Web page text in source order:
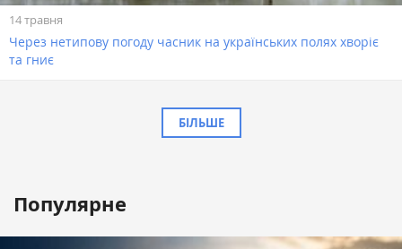
14 травня
Через нетипову погоду часник на українських полях хворіє
та гниє
БІЛЬШЕ
Популярне